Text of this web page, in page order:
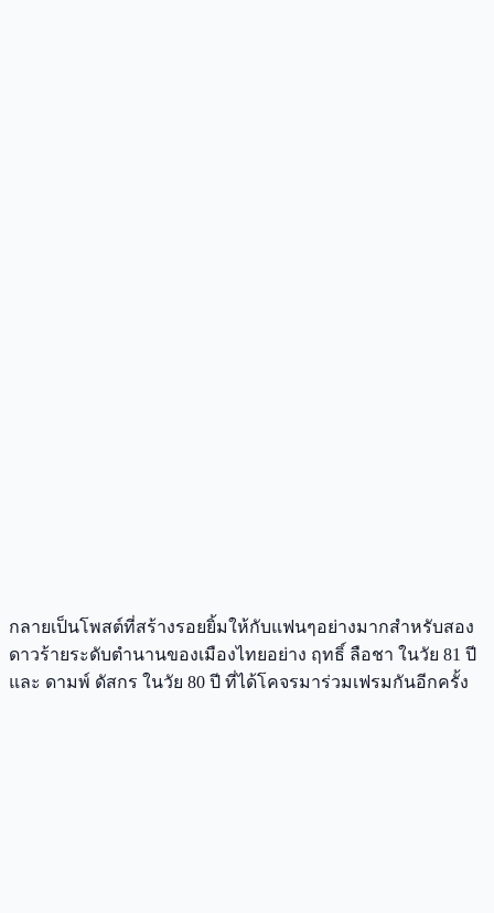
กลายเป็นโพสต์ที่สร้างรอยยิ้มให้กับแฟนๆอย่างมากสำหรับสอง
ดาวร้ายระดับตำนานของเมืองไทยอย่าง ฤทธิ์ ลือชา ในวัย 81 ปี
และ ดามพ์ ดัสกร ในวัย 80 ปี ที่ได้โคจรมาร่วมเฟรมกันอีกครั้ง